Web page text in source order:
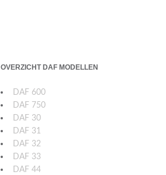
OVERZICHT DAF MODELLEN
DAF 600
DAF 750
DAF 30
DAF 31
DAF 32
DAF 33
DAF 44